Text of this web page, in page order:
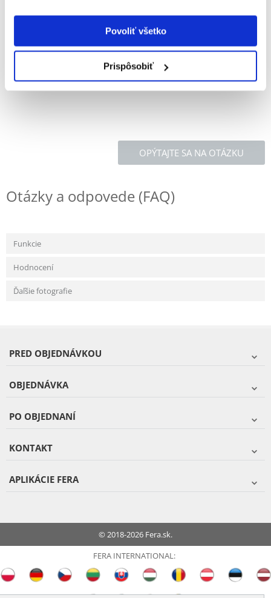
Povoliť všetko
Prispôsobiť
Składany, narożny drewniany domek z prostym dachem dla gryzoni
Każdy domek przeznaczony jest do samodzielnego złożenia oraz
Domki są w 100% bezpieczne - nie zawierają kleju ani gwoździ.
OPÝTAJTE SA NA OTÁZKU
Otázky a odpovede (FAQ)
Funkcie
Hodnocení
Ďaľšie fotografie
PRED OBJEDNÁVKOU
OBJEDNÁVKA
PO OBJEDNANÍ
KONTAKT
APLIKÁCIE FERA
© 2018-2026 Fera.sk.
FERA INTERNATIONAL: